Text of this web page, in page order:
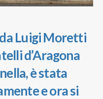
Luigi Moretti
d’Aragona
è stata
e ora si